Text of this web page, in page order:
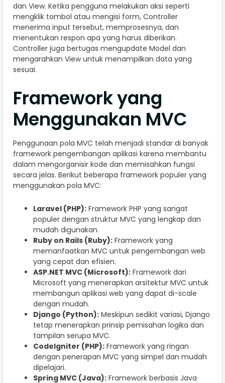
dan View. Ketika pengguna melakukan aksi seperti
mengklik tombol atau mengisi form, Controller
menerima input tersebut, memprosesnya, dan
menentukan respon apa yang harus diberikan.
Controller juga bertugas mengupdate Model dan
mengarahkan View untuk menampilkan data yang
sesuai.
Framework yang
Menggunakan MVC
Penggunaan pola MVC telah menjadi standar di banyak
framework pengembangan aplikasi karena membantu
dalam mengorganisir kode dan memisahkan fungsi
secara jelas. Berikut beberapa framework populer yang
menggunakan pola MVC:
Laravel (PHP): Framework PHP yang sangat
populer dengan struktur MVC yang lengkap dan
mudah digunakan.
Ruby on Rails (Ruby): Framework yang
memanfaatkan MVC untuk pengembangan web
yang cepat dan efisien.
ASP.NET MVC (Microsoft): Framework dari
Microsoft yang menerapkan arsitektur MVC untuk
membangun aplikasi web yang dapat di-scale
dengan mudah.
Django (Python): Meskipun sedikit variasi, Django
tetap menerapkan prinsip pemisahan logika dan
tampilan serupa MVC.
CodeIgniter (PHP): Framework yang ringan
dengan penerapan MVC yang simpel dan mudah
dipelajari.
Spring MVC (Java): Framework berbasis Java